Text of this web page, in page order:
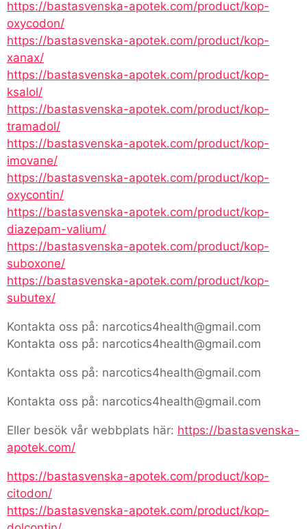
https://bastasvenska-apotek.com/product/kop-
oxycodon/
https://bastasvenska-apotek.com/product/kop-
xanax/
https://bastasvenska-apotek.com/product/kop-
ksalol/
https://bastasvenska-apotek.com/product/kop-
tramadol/
https://bastasvenska-apotek.com/product/kop-
imovane/
https://bastasvenska-apotek.com/product/kop-
oxycontin/
https://bastasvenska-apotek.com/product/kop-
diazepam-valium/
https://bastasvenska-apotek.com/product/kop-
suboxone/
https://bastasvenska-apotek.com/product/kop-
subutex/
Kontakta oss på: narcotics4health@gmail.com
Kontakta oss på: narcotics4health@gmail.com
Kontakta oss på: narcotics4health@gmail.com
Kontakta oss på: narcotics4health@gmail.com
Eller besök vår webbplats här: https://bastasvenska-
apotek.com/
https://bastasvenska-apotek.com/product/kop-
citodon/
https://bastasvenska-apotek.com/product/kop-